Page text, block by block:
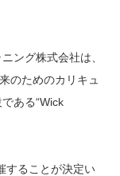
ング株式会社は、
のためのカリキュ
である“Wick
することが決定い